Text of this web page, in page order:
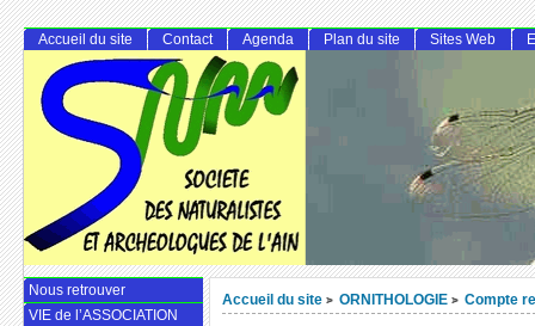
Accueil du site > ORNITHOLOGIE > Compte
Accueil du site Contact Agenda Plan du site Sites Web
Nous retrouver
VIE de l’ASSOCIATION